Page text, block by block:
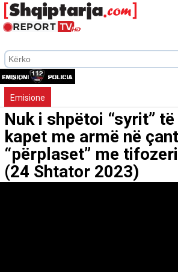
Emisione
Nuk i shpëtoi “syrit”
kapet me armë në
“përplaset” me
(24 Shtator 2023)